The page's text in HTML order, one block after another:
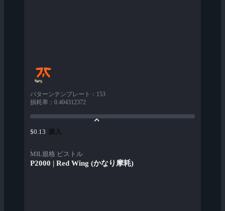
パターンテンプレート ： 153
損耗率 ： 0.404312372
$0.13 購入
MIL規格 ピストル
P2000 | Red Wing (かなり摩耗)